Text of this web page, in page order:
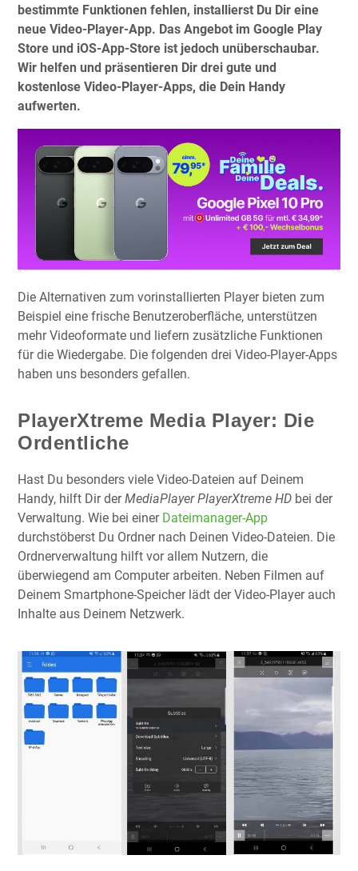
bestimmte Funktionen fehlen, installierst Du Dir eine
neue Video-Player-App. Das Angebot im Google Play
Store und iOS-App-Store ist jedoch unüberschaubar.
Wir helfen und präsentieren Dir drei gute und
kostenlose Video-Player-Apps, die Dein Handy
aufwerten.
Die Alternativen zum vorinstallierten Player bieten zum
Beispiel eine frische Benutzeroberfläche, unterstützen
mehr Videoformate und liefern zusätzliche Funktionen
für die Wiedergabe. Die folgenden drei Video-Player-Apps
haben uns besonders gefallen.
PlayerXtreme Media Player: Die
Ordentliche
Hast Du besonders viele Video-Dateien auf Deinem
Handy, hilft Dir derMediaPlayer PlayerXtreme HD bei der
Verwaltung. Wie bei einer Dateimanager-App
durchstöberst Du Ordner nach Deinen Video-Dateien. Die
Ordnerverwaltung hilft vor allem Nutzern, die
überwiegend am Computer arbeiten. Neben Filmen auf
Deinem Smartphone-Speicher lädt der Video-Player auch
Inhalte aus Deinem Netzwerk.